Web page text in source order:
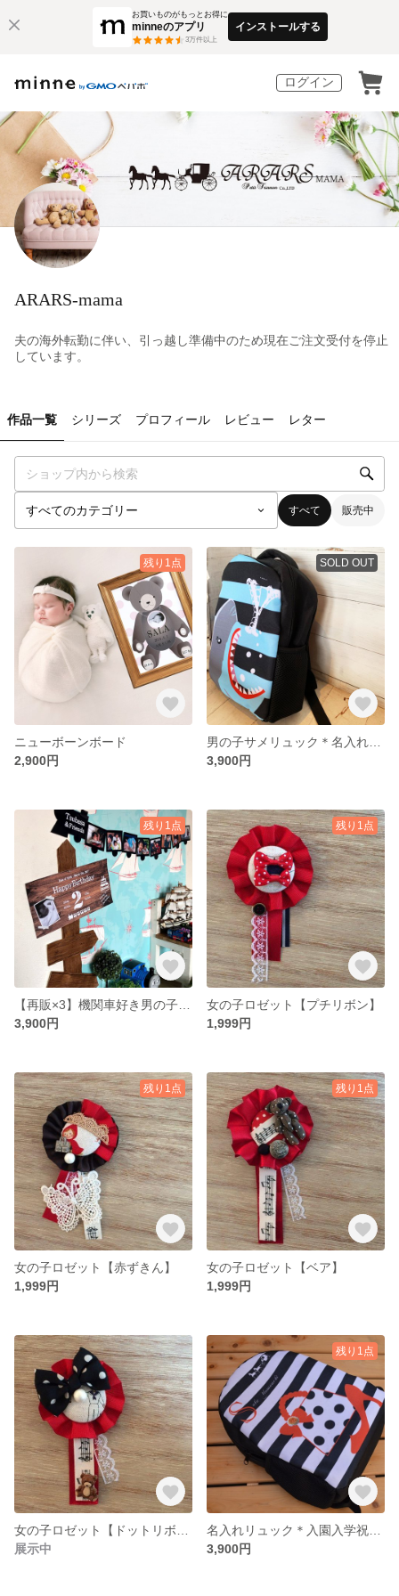
お買いものがもっとお得に
minneのアプリ
3万件以上
インストールする
ログイン
ARARS-mama
夫の海外転勤に伴い、引っ越し準備中のため現在ご注文受付を停止
しています。
作品一覧 シリーズ プロフィール レビュー レター
すべて 販売中
残り1点
ニューボーンボード
2,900円
SOLD OUT
3,900円
残り1点
3,900円
残り1点
女の子ロゼット【プチリボン】
1,999円
残り1点
女の子ロゼット【赤ずきん】
1,999円
残り1点
女の子ロゼット【ベア】
1,999円
展示中
残り1点
3,900円